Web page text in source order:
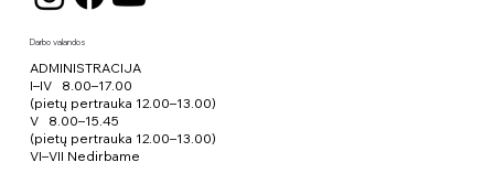
Darbo valandos
ADMINISTRACIJA
I–IV 8.00–17.00
(pietų pertrauka 12.00–13.00)
V 8.00–15.45
(pietų pertrauka 12.00–13.00)
VI–VII Nedirbame